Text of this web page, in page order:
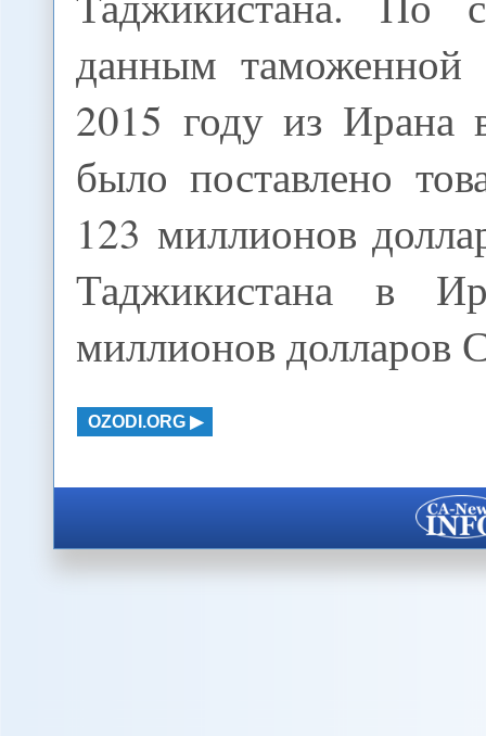
данным
2015 году из Ирана
было поставлено
123 миллионов
Таджикистана в
миллионов
OZODI.ORG